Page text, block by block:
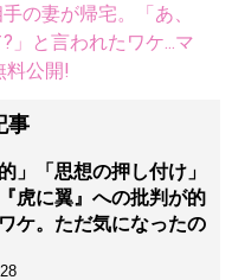
の妻が帰宅。「あ、
」と言われたワケ...マ
料公開!
事
」「思想の押し付け」
虎に翼』への批判が的
ケ。ただ気になったの